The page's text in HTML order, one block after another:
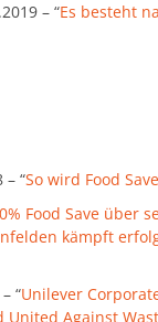
– “Es besteht
– “So wird Food
Food Save über
kämpft
– “Unilever
United Against